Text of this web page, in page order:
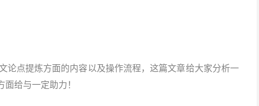
论点提炼方面的内容以及操作流程，这篇文章给大家分析一
给与一定助力！